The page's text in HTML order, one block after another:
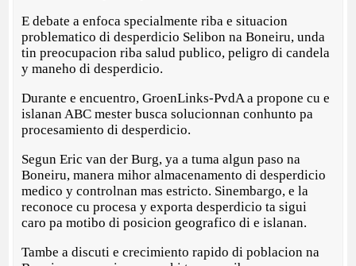
E debate a enfoca specialmente riba e situacion
problematico di desperdicio Selibon na Boneiru, unda
tin preocupacion riba salud publico, peligro di candela
y maneho di desperdicio.
Durante e encuentro, GroenLinks-PvdA a propone cu e
islanan ABC mester busca solucionnan conhunto pa
procesamiento di desperdicio.
Segun Eric van der Burg, ya a tuma algun paso na
Boneiru, manera mihor almacenamento di desperdicio
medico y controlnan mas estricto. Sinembargo, e la
reconoce cu procesa y exporta desperdicio ta sigui
caro pa motibo di posicion geografico di e islanan.
Tambe a discuti e crecimiento rapido di poblacion na